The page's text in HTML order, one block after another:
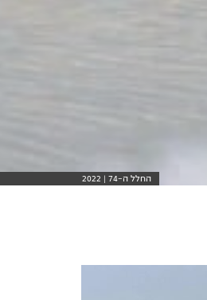
החלל ה-74 | 2022